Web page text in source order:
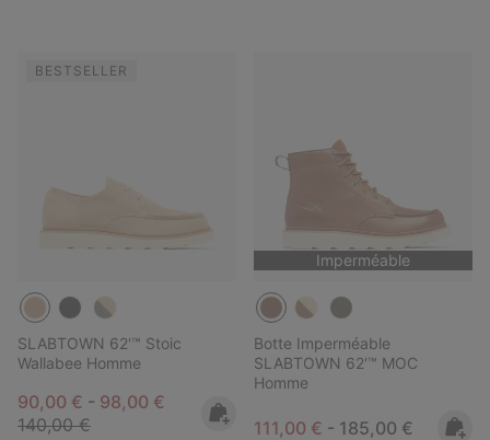
BESTSELLER
SLABTOWN 62'™ Stoic
Wallabee Homme
Minimum sale price:
90,00 € - Maximum sale price:
98,00 € Regular price:
140,00 €
Imperméable
Botte Imperméable
SLABTOWN 62'™ MOC
Homme
Minimum sale price:
111,00 € - Maximum price:
185,00 €